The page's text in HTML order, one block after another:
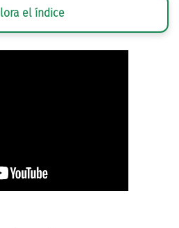
el índice